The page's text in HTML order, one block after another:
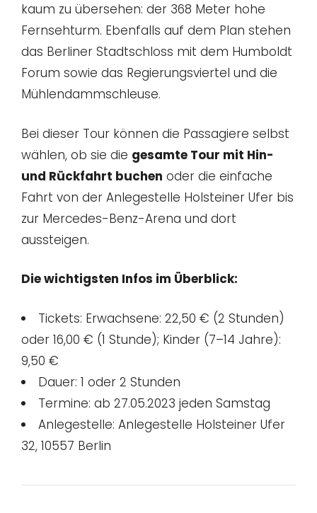
kaum zu übersehen: der 368 Meter hohe
Fernsehturm. Ebenfalls auf dem Plan stehen
das Berliner Stadtschloss mit dem Humboldt
Forum sowie das Regierungsviertel und die
Mühlendammschleuse.
Bei dieser Tour können die Passagiere selbst
wählen, ob sie die gesamte Tour mit Hin-
und Rückfahrt buchen oder die einfache
Fahrt von der Anlegestelle Holsteiner Ufer bis
zur Mercedes-Benz-Arena und dort
aussteigen.
Die wichtigsten Infos im Überblick:
Tickets: Erwachsene: 22,50 € (2 Stunden)
oder 16,00 € (1 Stunde); Kinder (7–14 Jahre):
9,50 €
Dauer: 1 oder 2 Stunden
Termine: ab 27.05.2023 jeden Samstag
Anlegestelle: Anlegestelle Holsteiner Ufer
32, 10557 Berlin